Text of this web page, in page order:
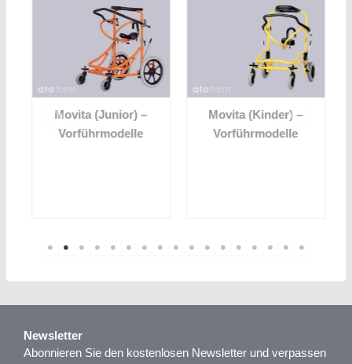
Movita (Junior) –
Vorführmodelle
Movita (Kinder) –
Vorführmodelle
Newsletter
Abonnieren Sie den kostenlosen Newsletter und verpassen